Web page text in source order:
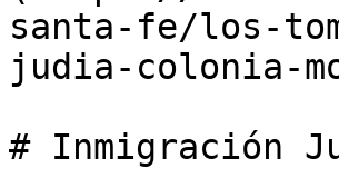
santa-fe/los-
judia-colonia-
# Inmigración